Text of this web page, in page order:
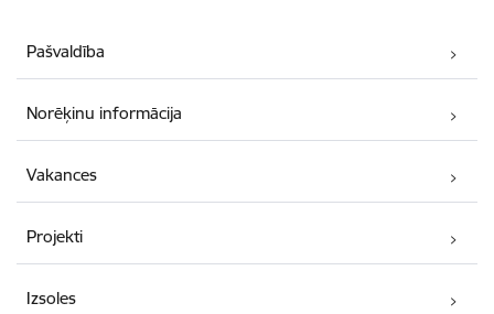
Pašvaldība
Norēķinu informācija
Vakances
Projekti
Izsoles